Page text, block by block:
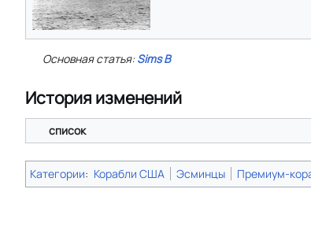
Основная статья:Sims B
История изменений
список
Категории: Корабли США Эсминцы Премиум-